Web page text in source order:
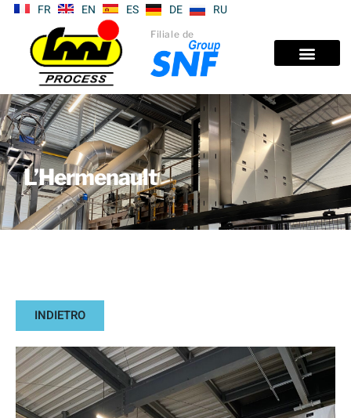
FR EN ES DE RU
Filiale de
L’Hermenault
INDIETRO